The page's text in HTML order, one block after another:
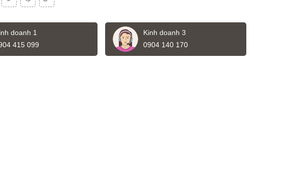
doanh 1
415 099
Kinh doanh 3
0904 140 170